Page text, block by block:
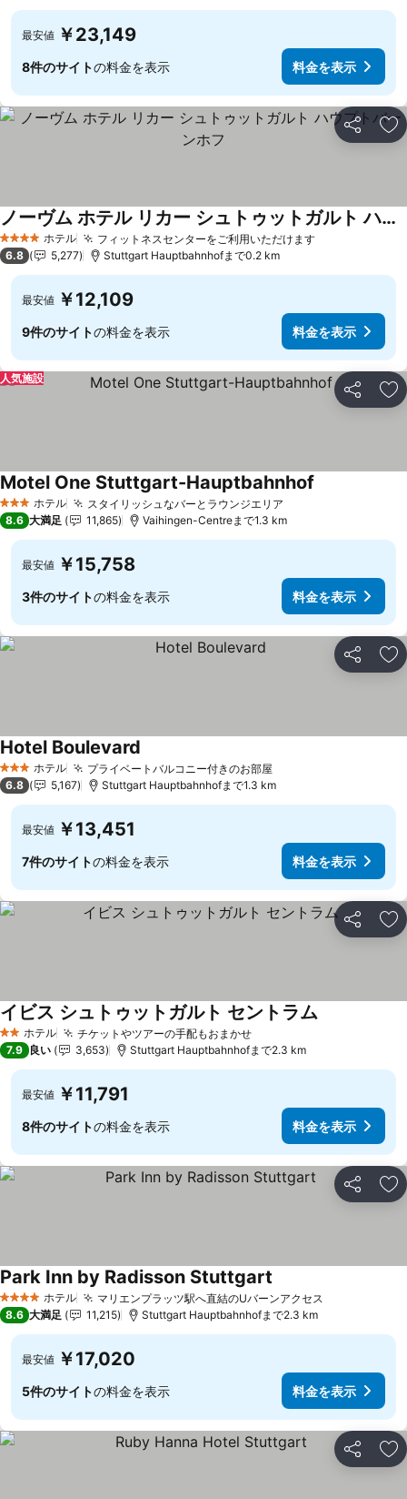
最安値 ￥23,149
8件のサイトの料金を表示 料金を表示
シェア お
4 ホテルのランク
ホテル フィットネスセンターをご利用いただけます料金を表示
ノーヴム ホテル リカー シュトゥットガルト ハウプトバーンホフ
料金を表示
6.8 5,277 Stuttgart Hauptbahnhofまで0.2 km
最安値 ￥12,109
9件のサイトの料金を表示 料金を表示
シェア お
人気施設
3 ホテルのランク
ホテル スタイリッシュなバーとラウンジエリア
Motel One Stuttgart-Hauptbahnhof
8.6 大満足 11,865 Vaihingen-Centreまで1.3 km
最安値 ￥15,758
3件のサイトの料金を表示 料金を表示
シェア お
3 ホテルのランク
ホテル プライベートバルコニー付きのお部屋料金を表示
Hotel Boulevard
6.8 5,167 Stuttgart Hauptbahnhofまで1.3 km
最安値 ￥13,451
7件のサイトの料金を表示 料金を表示
シェア お
2 ホテルのランク
ホテル チケットやツアーの手配もおまかせ料金を表示
イビス シュトゥットガルト セントラム料金を表示
7.9 良い 3,653 Stuttgart Hauptbahnhofまで2.3 km
最安値 ￥11,791
8件のサイトの料金を表示 料金を表示
シェア お
4 ホテルのランク
ホテル マリエンプラッツ駅へ直結のUバーンアクセス
Park Inn by Radisson Stuttgart
8.6 大満足 11,215 Stuttgart Hauptbahnhofまで2.3 km
最安値 ￥17,020
5件のサイトの料金を表示 料金を表示
シェア お